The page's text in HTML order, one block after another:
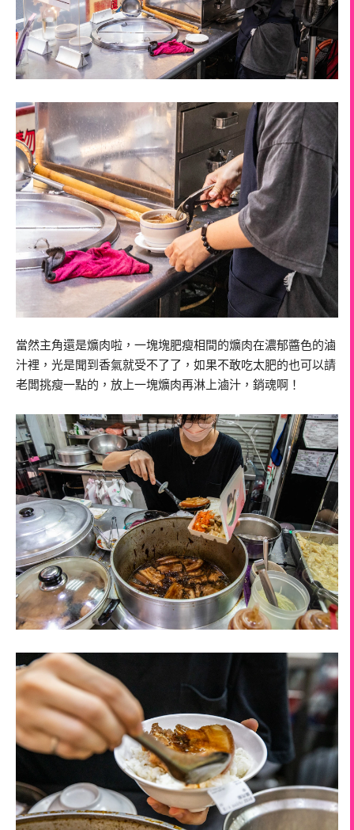
當然主角還是爌肉啦，一塊塊肥瘦相間的爌肉在濃郁醬色的滷
汁裡，光是聞到香氣就受不了了，如果不敢吃太肥的也可以請
老闆挑瘦一點的，放上一塊爌肉再淋上滷汁，銷魂啊！